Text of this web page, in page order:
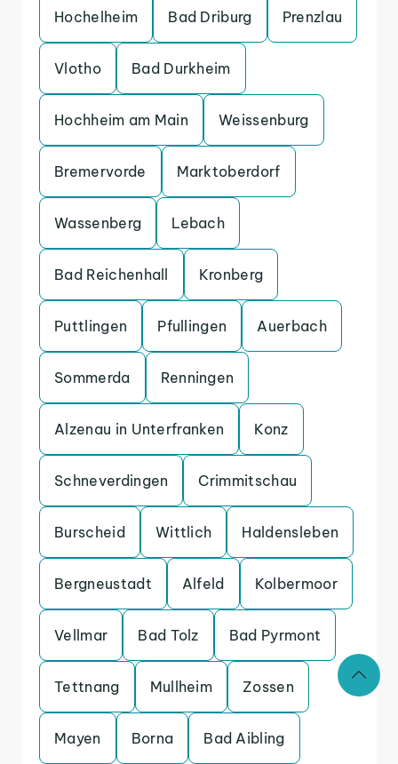
Hochelheim Bad Driburg Prenzlau
Vlotho Bad Durkheim
Hochheim am Main Weissenburg
Bremervorde Marktoberdorf
Wassenberg Lebach
Bad Reichenhall Kronberg
Puttlingen Pfullingen Auerbach
Sommerda Renningen
Alzenau in Unterfranken Konz
Schneverdingen Crimmitschau
Burscheid Wittlich Haldensleben
Bergneustadt Alfeld Kolbermoor
Vellmar Bad Tolz Bad Pyrmont
Tettnang Mullheim Zossen
Mayen Borna Bad Aibling